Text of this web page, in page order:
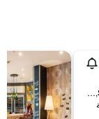
Schlosswenderstrasse 10, هانوفر, ساكسونيا السفلى, ألمانيا